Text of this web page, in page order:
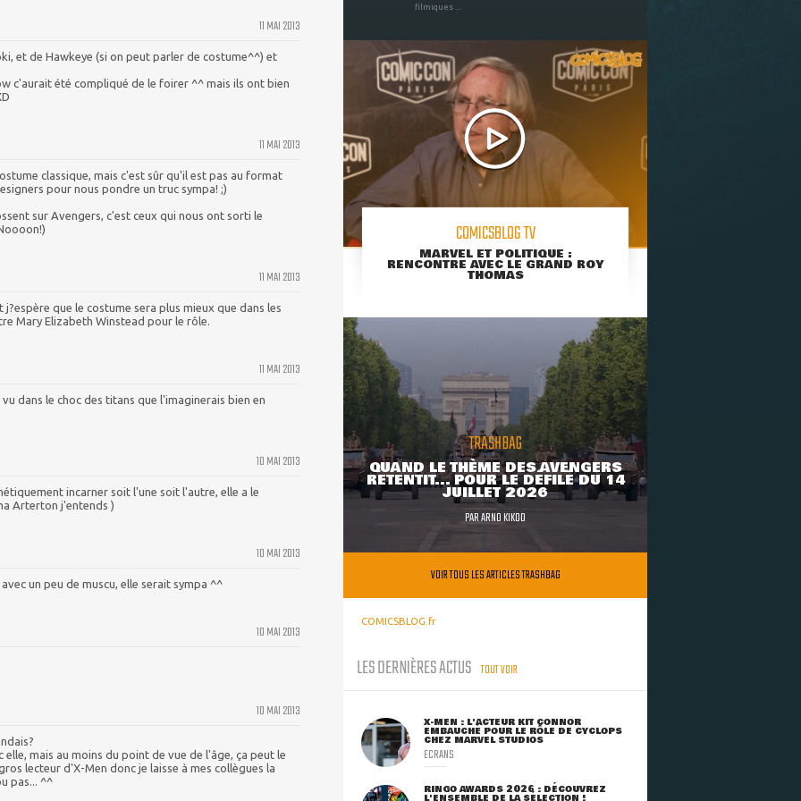
11 MAI 2013
et de Hawkeye (si on peut parler de costume^^) et
c'aurait été compliqué de le foirer ^^ mais ils ont bien
11 MAI 2013
classique, mais c'est sûr qu'il est pas au format
pour nous pondre un truc sympa! ;)
sur Avengers, c'est ceux qui nous ont sorti le
11 MAI 2013
que le costume sera plus mieux que dans les
Mary Elizabeth Winstead pour le rôle.
11 MAI 2013
dans le choc des titans que l'imaginerais bien en
10 MAI 2013
incarner soit l'une soit l'autre, elle a le
Arterton j'entends )
10 MAI 2013
un peu de muscu, elle serait sympa ^^
10 MAI 2013
10 MAI 2013
elle, mais au moins du point de vue de l'âge, ça peut le
lecteur d'X-Men donc je laisse à mes collègues la
pas... ^^
filmiques ...
COMICSBLOG TV
MARVEL ET POLITIQUE :
RENCONTRE AVEC LE GRAND ROY
THOMAS
TRASHBAG
QUAND LE THÈME DES AVENGERS
RETENTIT... POUR LE DÉFILÉ DU 14
JUILLET 2026
PARARNO KIKOO
VOIR TOUS LES ARTICLES TRASHBAG
COMICSBLOG.fr
LES DERNIÈRES ACTUS TOUT VOIR
X-MEN : L'ACTEUR KIT CONNOR
EMBAUCHÉ POUR LE RÔLE DE CYCLOPS
CHEZ MARVEL STUDIOS
ECRANS
RINGO AWARDS 2026 : DÉCOUVREZ